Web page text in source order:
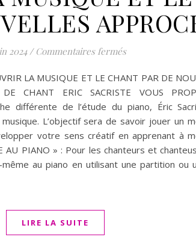
2024 / Commentaires ferméssur A LA
LA MUSIQUE ET LE CHANT PAR DE
CHANT ERIC SACRISTE VOUS
différente de l’étude du piano, Éric
L’objectif sera de savoir jouer un
votre sens créatif en apprenant à
AU PIANO » : Pour les chanteurs et
au piano en utilisant une partition ou
LIRE LA SUITE